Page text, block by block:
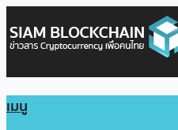
เมนู